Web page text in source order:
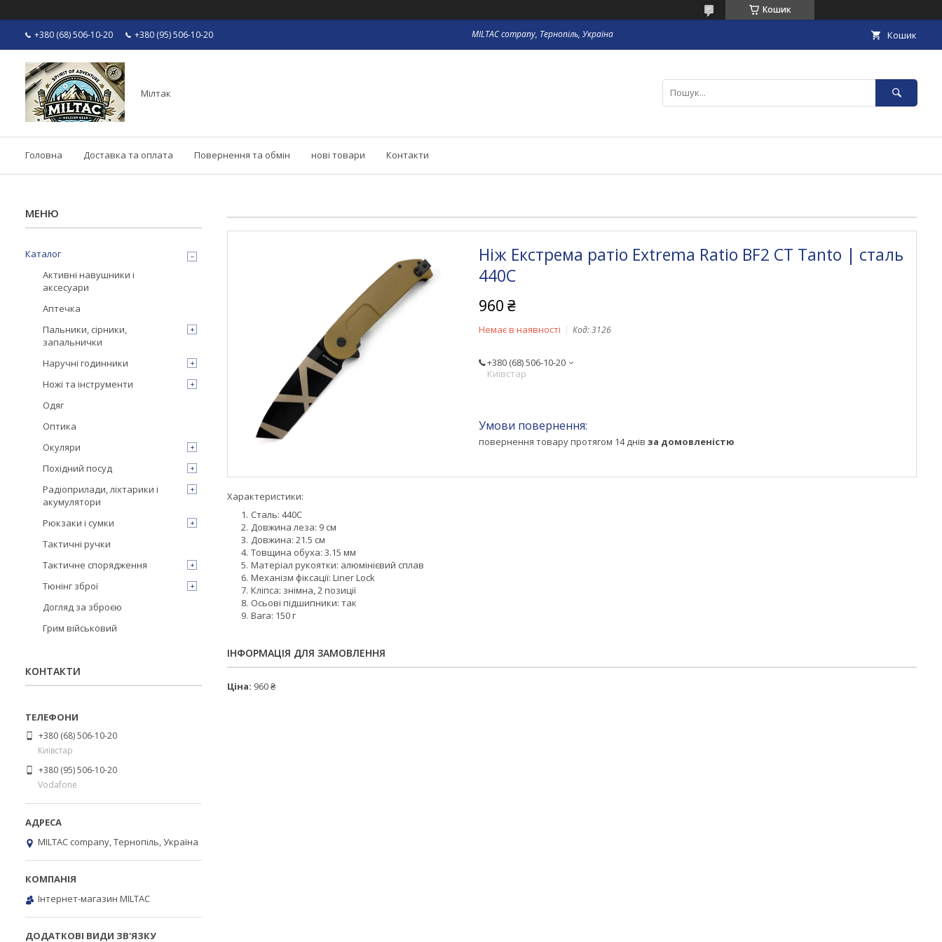
Кошик
+380 (68) 506-10-20 +380 (95) 506-10-20 MILTAC company, Тернопіль, Україна Кошик
Мілтак
Головна Доставка та оплата Повернення та обмін нові товари Контакти
Ніж Екстрема ратіо Extrema Ratio BF2 CT Tanto | сталь
440C
960 ₴
Немає в наявності Код:3126
+380 (68) 506-10-20
Київстар
повернення товару протягом 14 днів за домовленістю
Характеристики:
Сталь: 440C
Довжина леза: 9 см
Довжина: 21.5 см
Товщина обуха: 3.15 мм
Матеріал рукоятки: алюмінієвий сплав
Механізм фіксації: Liner Lock
Кліпса: знімна, 2 позиції
Осьові підшипники: так
Вага: 150 г
ІНФОРМАЦІЯ ДЛЯ ЗАМОВЛЕННЯ
Ціна: 960 ₴
Каталог
Активні навушники і
аксесуари
Аптечка
Пальники, сірники,
запальнички
Наручні годинники
Ножі та інструменти
Одяг
Оптика
Окуляри
Похідний посуд
Радіоприлади, ліхтарики і
акумулятори
Рюкзаки і сумки
Тактичні ручки
Тактичне спорядження
Тюнінг зброї
Догляд за зброєю
Грим військовий
КОНТАКТИ
+380 (68) 506-10-20
Київстар
+380 (95) 506-10-20
Vodafone
MILTAC company, Тернопіль, Україна
Інтернет-магазин MILTAC